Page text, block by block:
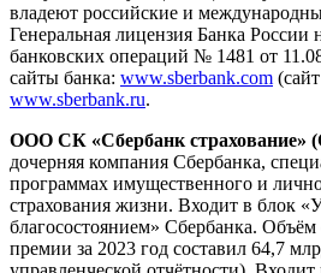
владеют российские и
Генеральная лицензия Банка России
банковских операций № 1481 от
сайты банка: www.sberbank.com
www.sberbank.ru.
ООО СК «Сбербанк страхование»
дочерняя компания Сбербанка,
программах имущественного и
страхования жизни. Входит в блок
благосостоянием» Сбербанка. Объём
премии за 2023 год составил 64,7